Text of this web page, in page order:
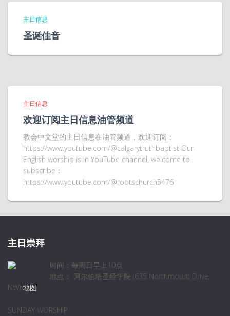
主日信息
圣诞佳音
主日信息
欢迎订阅主日信息油管频道
教会中文堂的主日信息在油管频道，欢迎订阅：
https://www.youtube.com/@calgarytruthbaptist Our
English worship is in YouTube channel, welcome to
subscribe：
https://www.youtube.com/@rootschurch5476
主日崇拜
时间：每周日早上10点
地点： 阿尔伯塔圣经学院 (635 Northmount Drive,
NW) 地图
SUNDAY WORSHIP